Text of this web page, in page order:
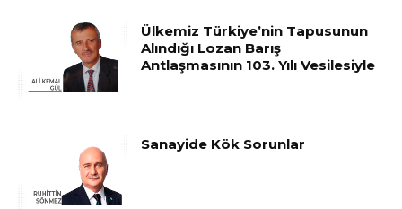
Ülkemiz Türkiye’nin Tapusunun
Alındığı Lozan Barış
Antlaşmasının 103. Yılı Vesilesiyle
Sanayide Kök Sorunlar